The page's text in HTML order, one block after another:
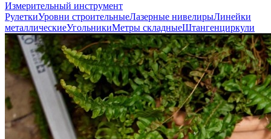
Измерительный инструмент
РулеткиУровни строительныеЛазерные нивелирыЛинейки
металлическиеУгольникиМетры складныеШтангенциркули